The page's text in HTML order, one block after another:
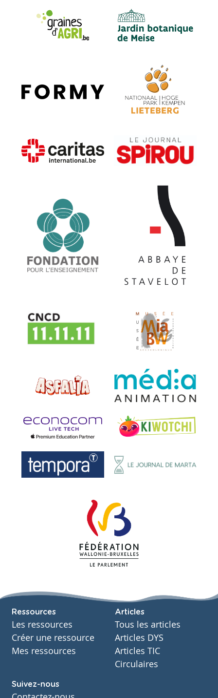
Ressources
Les ressources
Créer une ressource
Mes ressources
Articles
Tous les articles
Articles DYS
Articles TIC
Circulaires
Suivez-nous